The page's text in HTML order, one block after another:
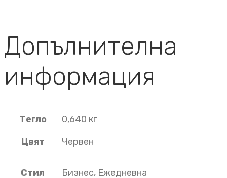
Допълнителна
информация
Тегло
0,640 кг
Цвят
Червен
Стил Бизнес, Ежедневна